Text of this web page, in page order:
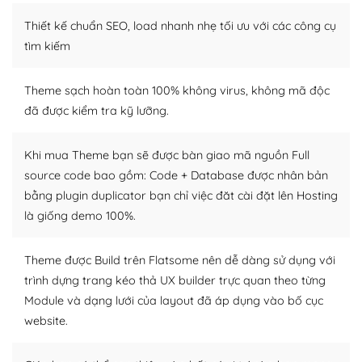
WordPress là nơi lưu trữ cho một diễn đàn cộng đồng
người cuồng tín WordPress.
Nếu bạn gặp khó khăn, bạn có thể lên mạng và tìm
lời, giải đáp vấn đề của bạn.
Cộng đồng sử dụng WordPress sẵn sàng hỗ trợ bạn
– Đa dạng plugin và themes
Plugin mở rộng là thành phần cài đặt thêm vào
WordPress để tăng thêm các tính năng cần thiết. Có
nhiều plugin trả phí hoặc miễn phí.
Nhờ lượng người dùng đông đảo, thư viện themes và
Thiết kế chuẩn SEO, load nhanh nhẹ tối ưu với các công cụ
tìm kiếm
Theme sạch hoàn toàn 100% không virus, không mã độc
đã được kiểm tra kỹ lưỡng.
Khi mua Theme bạn sẽ được bàn giao mã nguồn Full
source code bao gồm: Code + Database được nhân bản
bằng plugin duplicator bạn chỉ việc đăt cài đặt lên Hosting
là giống demo 100%.
Theme được Build trên Flatsome nên dễ dàng sử dụng với
trình dựng trang kéo thả UX builder trực quan theo từng
Module và dạng lưới của layout đã áp dụng vào bố cục
website.